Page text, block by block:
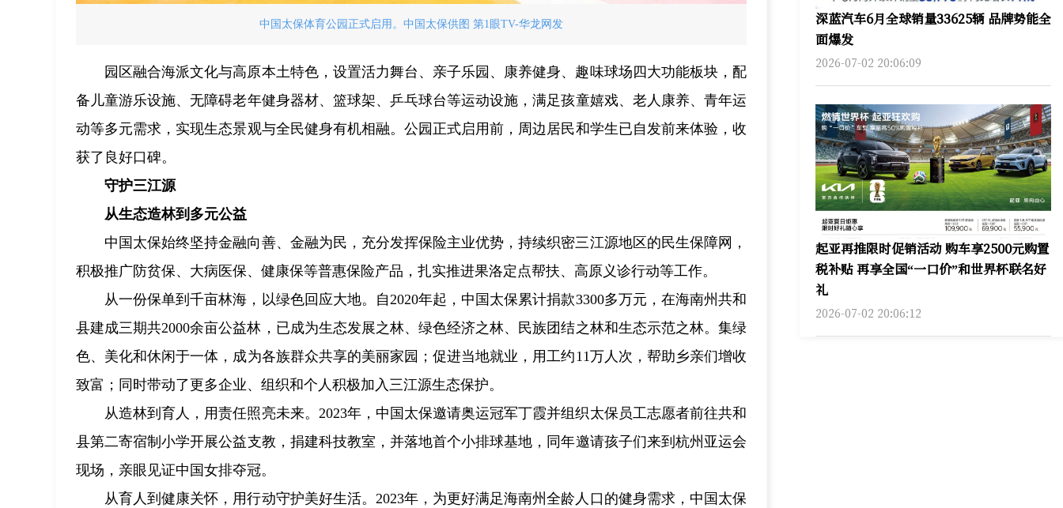
中国太保体育公园正式启用。中国太保供图 第1眼TV-华龙网发
园区融合海派文化与高原本土特色，设置活力舞台、亲子乐园、康养健身、趣味球场四大功能板块，配
备儿童游乐设施、无障碍老年健身器材、篮球架、乒乓球台等运动设施，满足孩童嬉戏、老人康养、青年运
动等多元需求，实现生态景观与全民健身有机相融。公园正式启用前，周边居民和学生已自发前来体验，收
获了良好口碑。
守护三江源
从生态造林到多元公益
中国太保始终坚持金融向善、金融为民，充分发挥保险主业优势，持续织密三江源地区的民生保障网，
积极推广防贫保、大病医保、健康保等普惠保险产品，扎实推进果洛定点帮扶、高原义诊行动等工作。
从一份保单到千亩林海，以绿色回应大地。自2020年起，中国太保累计捐款3300多万元，在海南州共和
县建成三期共2000余亩公益林，已成为生态发展之林、绿色经济之林、民族团结之林和生态示范之林。集绿
色、美化和休闲于一体，成为各族群众共享的美丽家园；促进当地就业，用工约11万人次，帮助乡亲们增收
致富；同时带动了更多企业、组织和个人积极加入三江源生态保护。
从造林到育人，用责任照亮未来。2023年，中国太保邀请奥运冠军丁霞并组织太保员工志愿者前往共和
县第二寄宿制小学开展公益支教，捐建科技教室，并落地首个小排球基地，同年邀请孩子们来到杭州亚运会
现场，亲眼见证中国女排夺冠。
从育人到健康关怀，用行动守护美好生活。2023年，为更好满足海南州全龄人口的健身需求，中国太保
深蓝汽车6月全球销量33625辆 品牌势能全
面爆发
2026-07-02 20:06:09
起亚再推限时促销活动 购车享2500元购置
税补贴 再享全国“一口价”和世界杯联名好
礼
2026-07-02 20:06:12